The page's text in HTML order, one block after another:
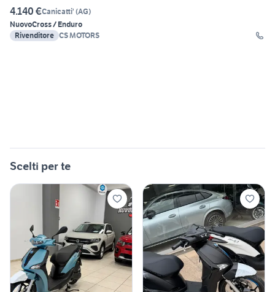
4.140 €Canicatti' (AG)
NuovoCross / Enduro
Rivenditore CS MOTORS
Scelti per te